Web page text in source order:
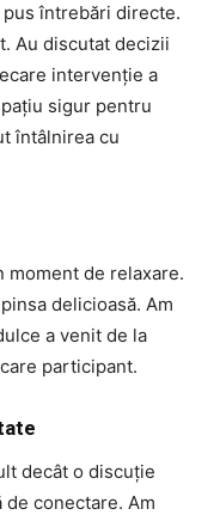
întrebări directe.
Au discutat decizii
intervenție a
sigur pentru
întâlnirea cu
moment de relaxare.
delicioasă. Am
a venit de la
participant.
decât o discuție
conectare. Am